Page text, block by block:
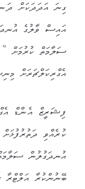
ގިނަ އަދަދަކަށް
އައިސް ވާލުގެ
ސަލާމަތް ކުރުމަށް
އެގްރިކަލްޗަރަށް
ފިޝަރީޒް އެންޑް
ކުރެއްވި
އުނދަގުލުން
ބޭނުންކުރާ އަލްޓްރާ